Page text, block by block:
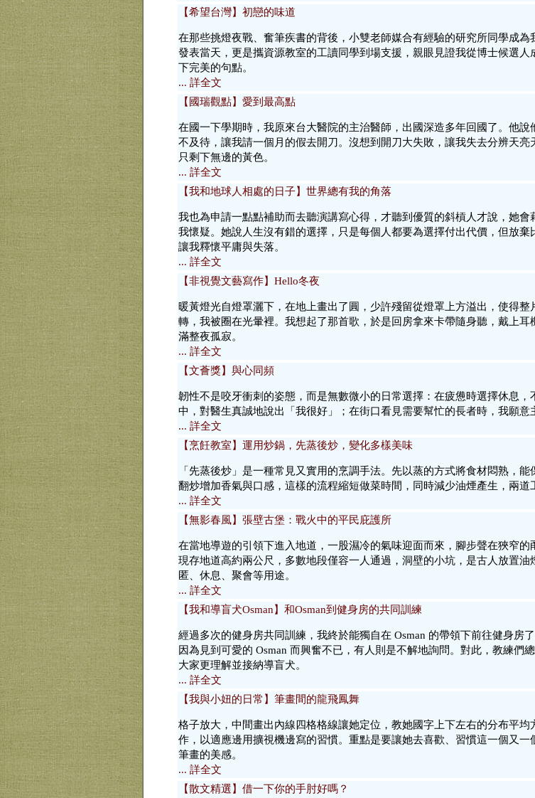
【希望台灣】初戀的味道
在那些挑燈夜戰、奮筆疾書的背後，小雙老師媒合有經驗的研究所同學成
發表當天，更是攜資源教室的工讀同學到場支援，親眼見證我從博士候選
下完美的句點。
... 詳全文
【國瑞觀點】愛到最高點
在國一下學期時，我原來台大醫院的主治醫師，出國深造多年回國了。他
不及待，讓我請一個月的假去開刀。沒想到開刀大失敗，讓我失去分辨天
只剩下無邊的黃色。
... 詳全文
【我和地球人相處的日子】世界總有我的角落
我也為申請一點點補助而去聽演講寫心得，才聽到優質的斜槓人才說，她
我懷疑。她說人生沒有錯的選擇，只是每個人都要為選擇付出代價，但放
讓我釋懷平庸與失落。
... 詳全文
【非視覺文藝寫作】Hello冬夜
暖黃燈光自燈罩灑下，在地上畫出了圓，少許殘留從燈罩上方溢出，使得
轉，我被圈在光暈裡。我想起了那首歌，於是回房拿來卡帶隨身聽，戴上
滿整夜孤寂。
... 詳全文
【文薈獎】與心同頻
韌性不是咬牙衝刺的姿態，而是無數微小的日常選擇：在疲憊時選擇休息
中，對醫生真誠地說出「我很好」；在街口看見需要幫忙的長者時，我願意
... 詳全文
【烹飪教室】運用炒鍋，先蒸後炒，變化多樣美味
「先蒸後炒」是一種常見又實用的烹調手法。先以蒸的方式將食材悶熟，
翻炒增加香氣與口感，這樣的流程縮短做菜時間，同時減少油煙產生，兩道
... 詳全文
【無影春風】張壁古堡：戰火中的平民庇護所
在當地導遊的引領下進入地道，一股濕冷的氣味迎面而來，腳步聲在狹窄的
現存地道高約兩公尺，多數地段僅容一人通過，洞壁的小坑，是古人放置
匿、休息、聚會等用途。
... 詳全文
【我和導盲犬Osman】和Osman到健身房的共同訓練
經過多次的健身房共同訓練，我終於能獨自在 Osman 的帶領下前往健身房
因為見到可愛的 Osman 而興奮不已，有人則是不解地詢問。對此，教練們
大家更理解並接納導盲犬。
... 詳全文
【我與小妞的日常】筆畫間的龍飛鳳舞
格子放大，中間畫出內線四格格線讓她定位，教她國字上下左右的分布平
作，以適應邊用擴視機邊寫的習慣。重點是要讓她去喜歡、習慣這一個又
筆畫的美感。
... 詳全文
【散文精選】借一下你的手肘好嗎？